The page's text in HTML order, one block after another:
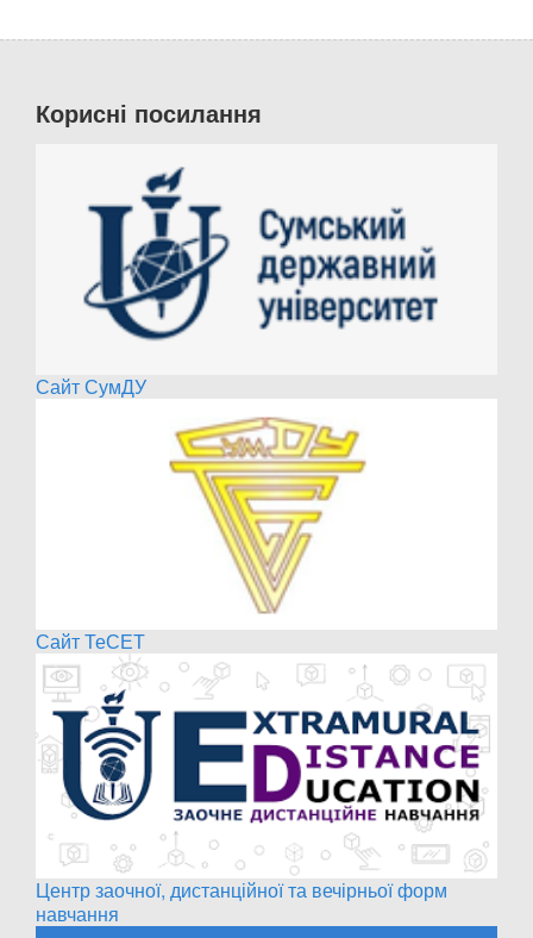
Корисні посилання
Сайт СумДУ
Сайт ТеСЕТ
Центр заочної, дистанційної та вечірньої форм
навчання